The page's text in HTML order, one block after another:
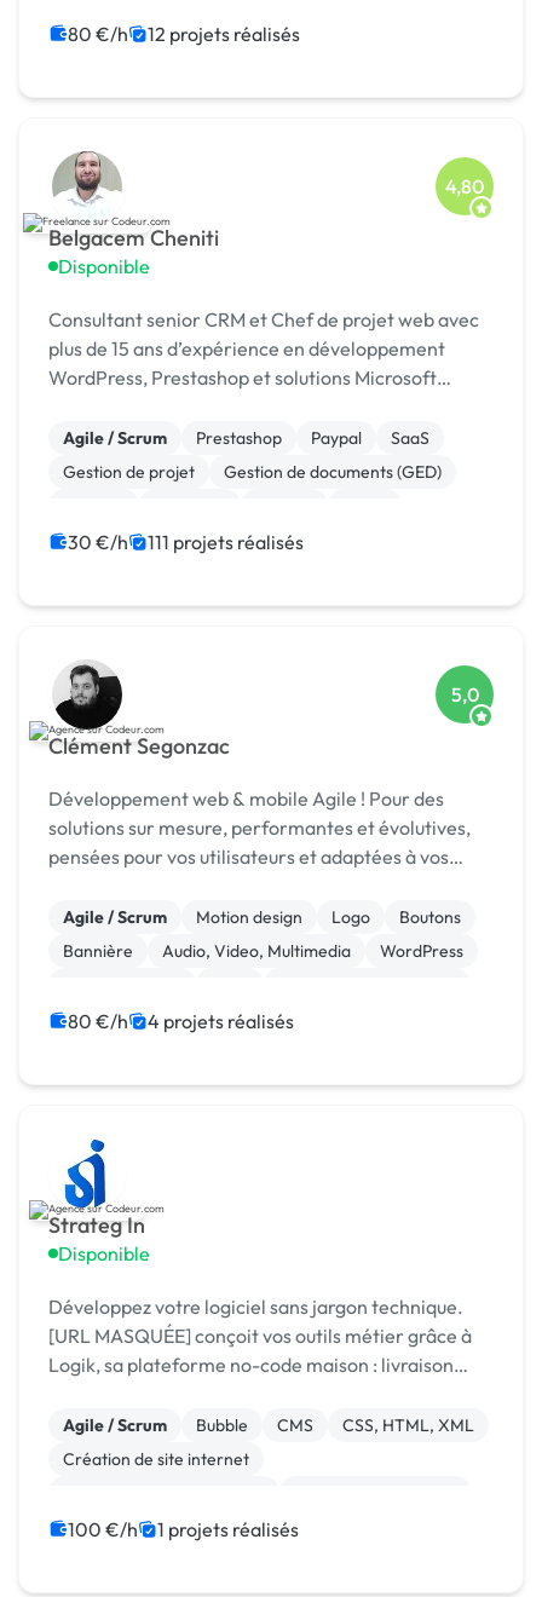
Migration ou refonte de site
80 €/h 12 projets réalisés
Belgacem Cheniti
Disponible
4,80
Consultant senior CRM et Chef de projet web avec
plus de 15 ans d’expérience en développement
WordPress, Prestashop et solutions Microsoft
Agile / Scrum Prestashop Paypal
SaaS
Gestion de projet
Gestion de documents (GED)
30 €/h 111 projets réalisés
Clément Segonzac
5,0
Développement web & mobile Agile ! Pour des
solutions sur mesure, performantes et évolutives,
pensées pour vos utilisateurs et adaptées à vos
Agile / Scrum Motion design Logo
Boutons
Bannière
Audio, Video, Multimedia
WordPress
80 €/h 4 projets réalisés
Strateg In
Disponible
Développez votre logiciel sans jargon technique.
[URL MASQUÉE] conçoit vos outils métier grâce à
Logik, sa plateforme no-code maison : livraison
Agile / Scrum Bubble CMS
CSS, HTML, XML
Création de site internet
Gestion site web
Installation de Script
100 €/h 1 projets réalisés